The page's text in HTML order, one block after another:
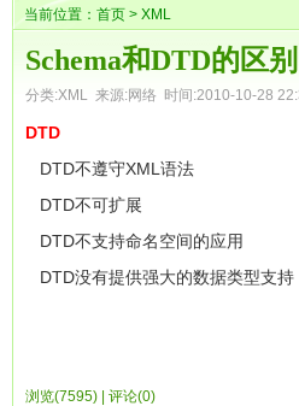
当前位置： 首页 > XML
Schema和DTD的区别
分类:XML 来源:网络 时间:2010-10-28
DTD
DTD不遵守XML语法
DTD不可扩展
DTD不支持命名空间的应用
DTD没有提供强大的数据类型支
Schema完全基于XML语法
浏览(7595) 评论(0)